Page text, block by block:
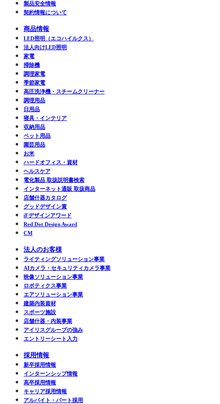
製品安全情報
契約情報について
商品情報
LED照明（エコハイルクス）
法人向けLED照明
家電
掃除機
調理家電
季節家電
高圧洗浄機・スチームクリーナー
調理用品
日用品
寝具・インテリア
収納用品
ペット用品
園芸用品
お米
ハードオフィス・資材
ヘルスケア
電化製品 取扱説明書検索
インターネット通販 取扱商品
店舗什器カタログ
グッドデザイン賞
iFデザインアワード
Red Dot Design Award
CM
法人のお客様
ライティングソリューション事業
AIカメラ・セキュリティカメラ事業
映像ソリューション事業
ロボティクス事業
エアソリューション事業
建築内装資材
スポーツ施設
店舗什器・内装事業
アイリスグループの強み
エントリーシート入力
採用情報
新卒採用情報
インターンシップ情報
高卒採用情報
キャリア採用情報
アルバイト・パート採用